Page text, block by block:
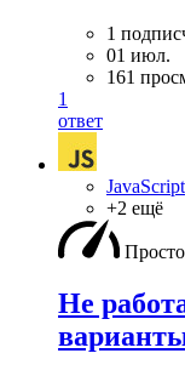
1
01 июл.
161
1
ответ
JavaScript
+2 ещё
Не